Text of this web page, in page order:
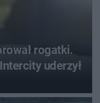
rogatki.
uderzył